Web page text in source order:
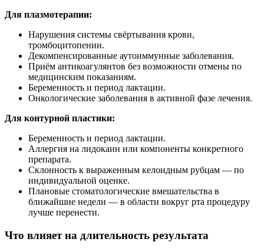
Для плазмотерапии:
Нарушения системы свёртывания крови,
тромбоцитопении.
Декомпенсированные аутоиммунные заболевания.
Приём антикоагулянтов без возможности отмены по
медицинским показаниям.
Беременность и период лактации.
Онкологические заболевания в активной фазе лечения.
Для контурной пластики:
Беременность и период лактации.
Аллергия на лидокаин или компоненты конкретного
препарата.
Склонность к выраженным келоидным рубцам — по
индивидуальной оценке.
Плановые стоматологические вмешательства в
ближайшие недели — в области вокруг рта процедуру
лучше перенести.
Что влияет на длительность результата